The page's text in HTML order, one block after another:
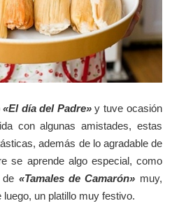
«El día del Padre»y tuve ocasión
con algunas amistades, estas
además de lo agradable de
se aprende algo especial, como
de «Tamales de Camarón» muy,
un platillo muy festivo.